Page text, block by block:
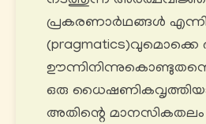
പ്രകരണാർഥങ്ങൾ
ഒരു
അതിന്റെ മാനസികതലം